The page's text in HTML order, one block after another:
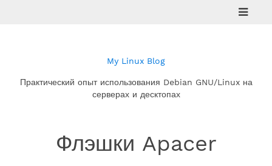
My Linux Blog
Практический опыт использования Debian GNU/Linux на
серверах и десктопах
Флэшки Apacer